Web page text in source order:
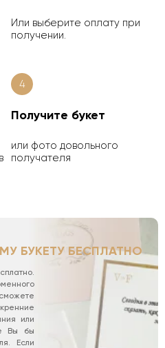
Или выберите оплату при
получении.
4
Получите букет
или фото довольного
получателя
БУКЕТУ БЕСПЛАТНО
или
Вы бы
Если